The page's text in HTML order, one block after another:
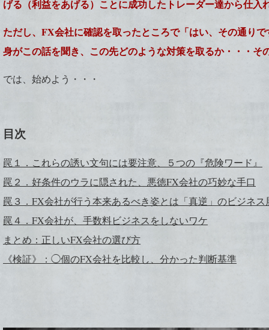
げる（利益をあげる）ことに成功したトレーダー達から仕
ただし、FX会社に確認を取ったところで「はい、その通り
身がこの話を聞き、この先どのような対策を取るか・・・
では、始めよう・・・
目次
罠１．これらの誘い文句には要注意、５つの『危険ワード』
罠２．好条件のウラに隠された、悪徳FX会社の巧妙な手口
罠３．FX会社が行う本来あるべき姿とは「真逆」のビジネス
罠４．FX会社が、手数料ビジネスをしないワケ
まとめ：正しいFX会社の選び方
《検証》：◯個のFX会社を比較し、分かった判断基準